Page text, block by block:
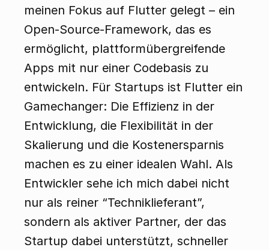
meinen Fokus auf Flutter gelegt – ein
Open-Source-Framework, das es
ermöglicht, plattformübergreifende
Apps mit nur einer Codebasis zu
entwickeln. Für Startups ist Flutter ein
Gamechanger: Die Effizienz in der
Entwicklung, die Flexibilität in der
Skalierung und die Kostenersparnis
machen es zu einer idealen Wahl. Als
Entwickler sehe ich mich dabei nicht
nur als reiner “Techniklieferant”,
sondern als aktiver Partner, der das
Startup dabei unterstützt, schneller